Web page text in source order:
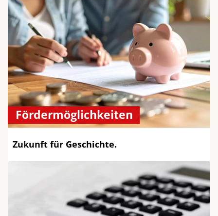
Fördermöglichkeiten
Zukunft für Geschichte.